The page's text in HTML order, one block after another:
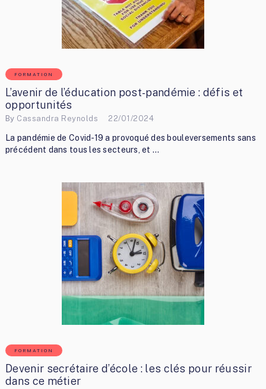
FORMATION
L’avenir de l’éducation post-pandémie : défis et
opportunités
By Cassandra Reynolds 22/01/2024
La pandémie de Covid-19 a provoqué des bouleversements sans
précédent dans tous les secteurs, et …
FORMATION
Devenir secrétaire d’école : les clés pour réussir
dans ce métier